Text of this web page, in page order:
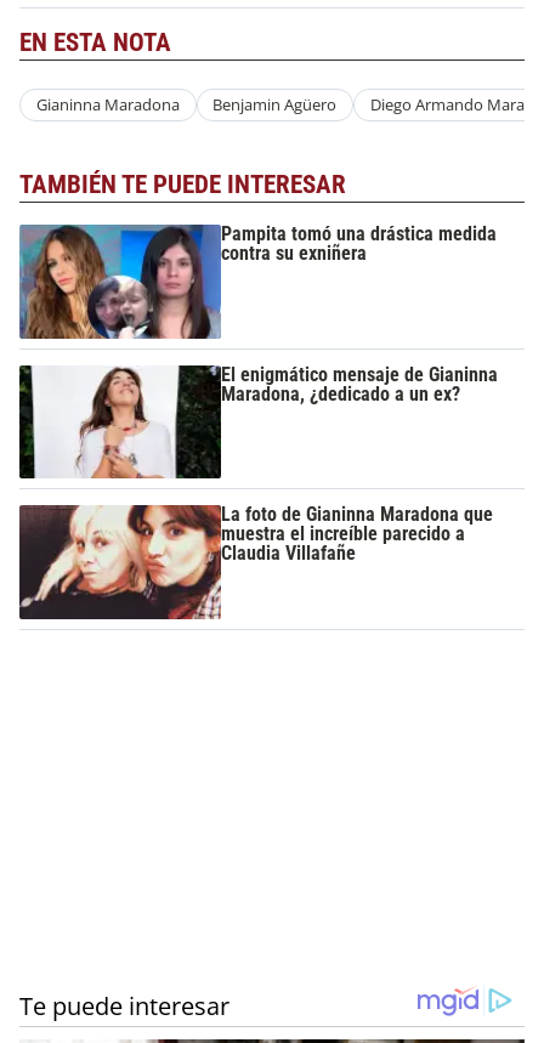
EN ESTA NOTA
Gianinna Maradona Benjamin Agüero Diego Armando
TAMBIÉN TE PUEDE INTERESAR
Pampita tomó una drástica medida
contra su exniñera
El enigmático mensaje de Gianinna
Maradona, ¿dedicado a un ex?
La foto de Gianinna Maradona que
muestra el increíble parecido a
Claudia Villafañe